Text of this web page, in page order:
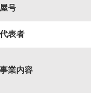
屋号
代表者
事業内容